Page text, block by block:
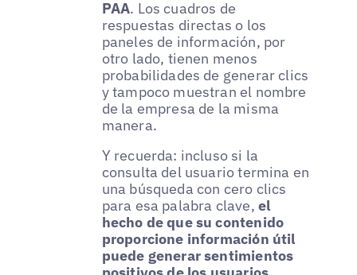
PAA. Los cuadros de
respuestas directas o los
paneles de información, por
otro lado, tienen menos
probabilidades de generar clics
y tampoco muestran el nombre
de la empresa de la misma
manera.
Y recuerda: incluso si la
consulta del usuario termina en
una búsqueda con cero clics
para esa palabra clave, el
hecho de que su contenido
proporcione información útil
puede generar sentimientos